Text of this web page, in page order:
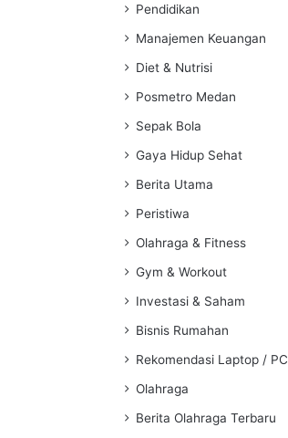
Pendidikan
Manajemen Keuangan
Diet & Nutrisi
Posmetro Medan
Sepak Bola
Gaya Hidup Sehat
Berita Utama
Peristiwa
Olahraga & Fitness
Gym & Workout
Investasi & Saham
Bisnis Rumahan
Rekomendasi Laptop / PC
Olahraga
Berita Olahraga Terbaru